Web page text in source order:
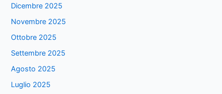
Dicembre 2025
Novembre 2025
Ottobre 2025
Settembre 2025
Agosto 2025
Luglio 2025